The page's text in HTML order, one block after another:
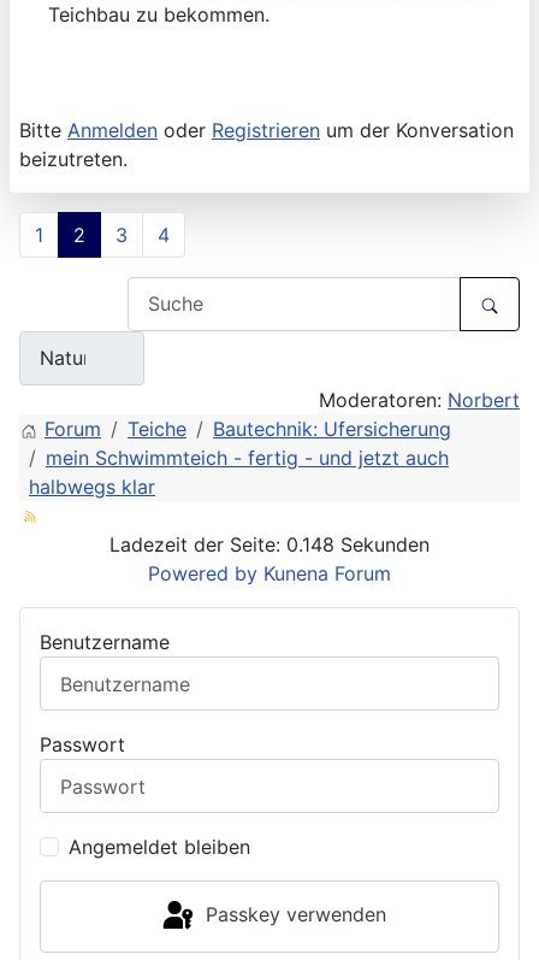
Teichbau zu bekommen.
Bitte Anmelden oder Registrieren um der Konversation
beizutreten.
1 2 3 4
Moderatoren: Norbert
Forum
Teiche
Bautechnik: Ufersicherung
mein Schwimmteich - fertig - und jetzt auch
halbwegs klar
Ladezeit der Seite: 0.148 Sekunden
Powered by Kunena Forum
Benutzername
Passwort
Angemeldet bleiben
Passkey verwenden